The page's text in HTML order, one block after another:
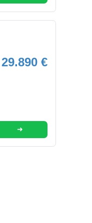
29.890 €
➜